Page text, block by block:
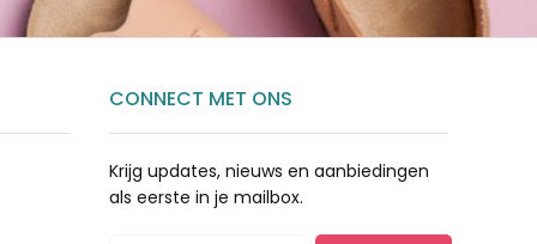
CONNECT MET ONS
Krijg updates, nieuws en aanbiedingen
als eerste in je mailbox.